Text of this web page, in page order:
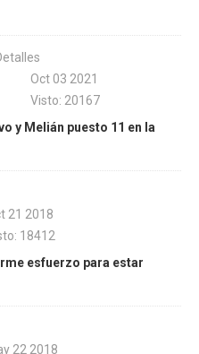
Oct 03 2021
Visto: 20167
y Melián puesto 11 en la
21 2018
18412
esfuerzo para estar
22 2018